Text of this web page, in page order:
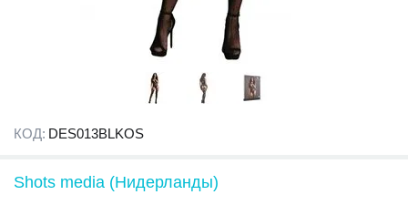
КОД: DES013BLKOS
Shots media (Нидерланды)